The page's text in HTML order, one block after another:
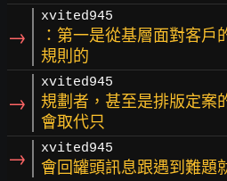
→
xvited945
：第一是從基層面對客戶
規則的
→
xvited945
規劃者，甚至是排版定案
會取代只
→ xvited945
會回罐頭訊息跟遇到難題